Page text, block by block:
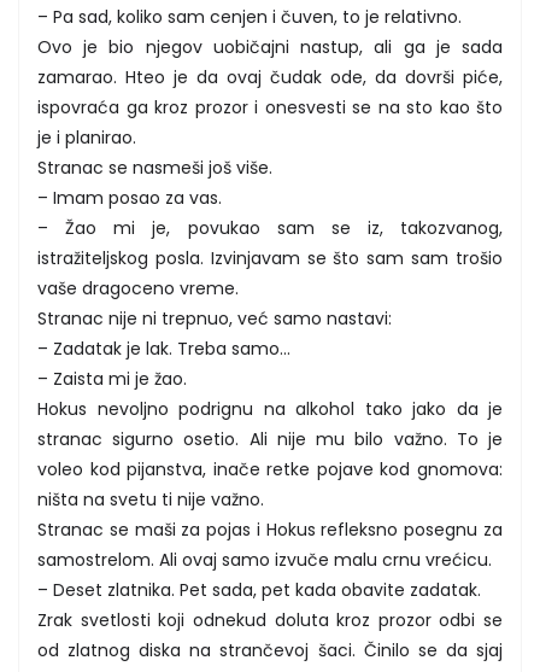
– Pa sad, koliko sam cenjen i čuven, to je relativno.
Ovo je bio njegov uobičajni nastup, ali ga je sada
zamarao. Hteo je da ovaj čudak ode, da dovrši piće,
ispovraća ga kroz prozor i onesvesti se na sto kao što
je i planirao.
Stranac se nasmeši još više.
– Imam posao za vas.
– Žao mi je, povukao sam se iz, takozvanog,
istražiteljskog posla. Izvinjavam se što sam sam trošio
vaše dragoceno vreme.
Stranac nije ni trepnuo, već samo nastavi:
– Zadatak je lak. Treba samo…
– Zaista mi je žao.
Hokus nevoljno podrignu na alkohol tako jako da je
stranac sigurno osetio. Ali nije mu bilo važno. To je
voleo kod pijanstva, inače retke pojave kod gnomova:
ništa na svetu ti nije važno.
Stranac se maši za pojas i Hokus refleksno posegnu za
samostrelom. Ali ovaj samo izvuče malu crnu vrećicu.
– Deset zlatnika. Pet sada, pet kada obavite zadatak.
Zrak svetlosti koji odnekud doluta kroz prozor odbi se
od zlatnog diska na strančevoj šaci. Činilo se da sjaj